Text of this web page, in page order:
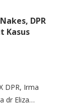
DPR
Kasus
DPR, Irma
dr Eliza…